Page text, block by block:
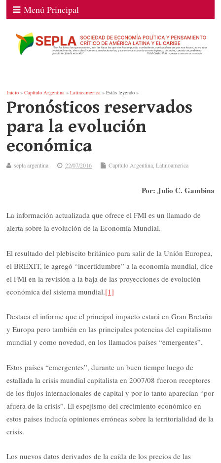
Menú Principal
Inicio »Capítulo Argentina »Latinoamerica » Estás leyendo »
Pronósticos reservados
para la evolución
económica
sepla argentina 22/07/2016 Capítulo Argentina,Latinoamerica
Por: Julio C. Gambina
La información actualizada que ofrece el FMI es un llamado de
alerta sobre la evolución de la Economía Mundial.
El resultado del plebiscito británico para salir de la Unión Europea,
el BREXIT, le agregó “incertidumbre” a la economía mundial, dice
el FMI en la revisión a la baja de las proyecciones de evolución
económica del sistema mundial.[1]
Destaca el informe que el principal impacto estará en Gran Bretaña
y Europa pero también en las principales potencias del capitalismo
mundial y como novedad, en los llamados países “emergentes”.
Estos países “emergentes”, durante un buen tiempo luego de
estallada la crisis mundial capitalista en 2007/08 fueron receptores
de los flujos internacionales de capital y por lo tanto aparecían “por
afuera de la crisis”. El espejismo del crecimiento económico en
estos países inducía opiniones erróneas sobre la territorialidad de la
crisis.
Los nuevos datos derivados de la caída de los precios de las